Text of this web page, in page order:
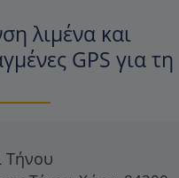
λιμένα και
GPS για τη
Τήνου